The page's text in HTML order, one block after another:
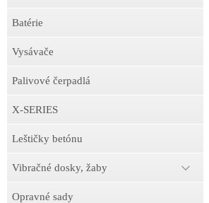
Batérie
Vysávače
Palivové čerpadlá
X-SERIES
Leštičky betónu
Vibračné dosky, žaby
Opravné sady